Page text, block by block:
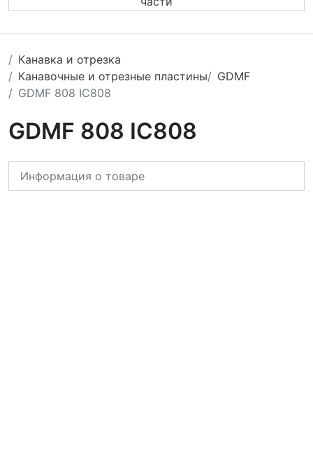
Канавка и отрезка
Канавочные и отрезные пластины
GDMF
GDMF 808 IC808
GDMF 808 IC808
Информация о товаре